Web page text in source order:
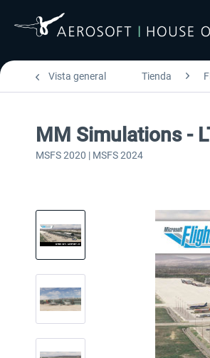
Vista general Tienda
MM Simulations -
MSFS 2020 | MSFS 2024